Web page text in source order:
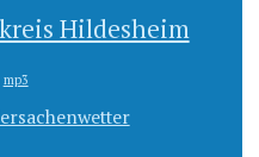
Hildesheim
mp3